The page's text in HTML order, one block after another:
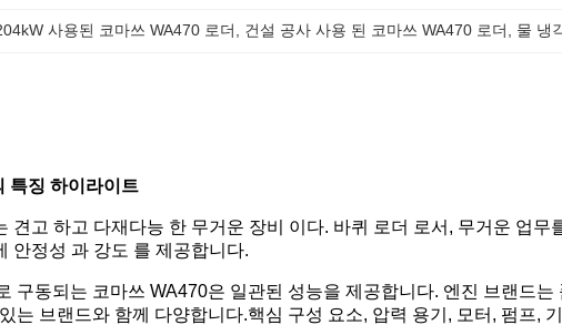
사용된 코마쓰 WA470 로더 건설 공사 사용 된 코마쓰 WA470 로더 물 냉
특징 하이라이트
견고 하고 다재다능 한 무거운 장비 이다. 바퀴 로더 로서, 무거운 업무
안정성 과 강도 를 제공합니다.
구동되는 코마쓰 WA470은 일관된 성능을 제공합니다. 엔진 브랜드는
는 브랜드와 함께 다양합니다.핵심 구성 요소, 압력 용기, 모터, 펌프,